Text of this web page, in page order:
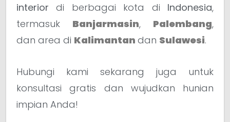
interior di berbagai kota di Indonesia,
termasuk Banjarmasin, Palembang,
dan area di Kalimantan dan Sulawesi.
Hubungi kami sekarang juga untuk
konsultasi gratis dan wujudkan hunian
impian Anda!